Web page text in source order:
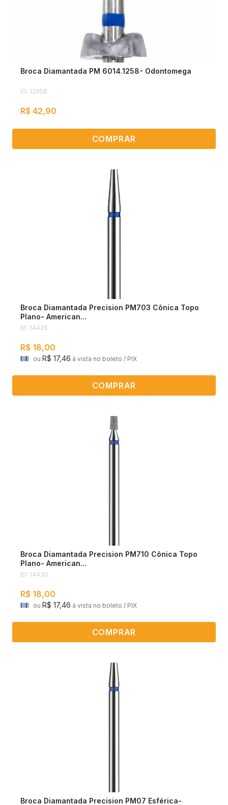
Broca Diamantada PM 6014.1258- Odontomega
ID: 12958
R$ 42,90
COMPRAR
Broca Diamantada Precision PM703 Cônica Topo
Plano- American...
ID: 14426
R$ 18,00
ou R$ 17,46 à vista no boleto / PIX
COMPRAR
Broca Diamantada Precision PM710 Cônica Topo
Plano- American...
ID: 14430
R$ 18,00
ou R$ 17,46 à vista no boleto / PIX
COMPRAR
Broca Diamantada Precision PM07 Esférica-